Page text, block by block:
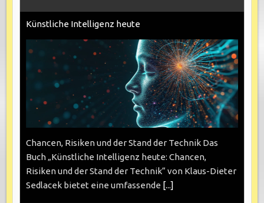
Künstliche Intelligenz heute
Chancen, Risiken und der Stand der Technik Das
Buch „Künstliche Intelligenz heute: Chancen,
Risiken und der Stand der Technik“ von Klaus-Dieter
Sedlacek bietet eine umfassende [...]